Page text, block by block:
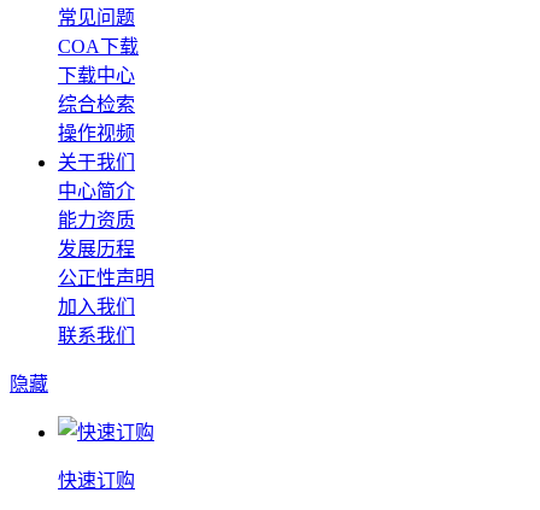
常见问题
COA下载
下载中心
综合检索
操作视频
关于我们
中心简介
能力资质
发展历程
公正性声明
加入我们
联系我们
隐藏
快速订购